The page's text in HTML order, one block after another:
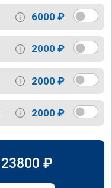
6000 ₽
2000 ₽
2000 ₽
2000 ₽
23800 ₽